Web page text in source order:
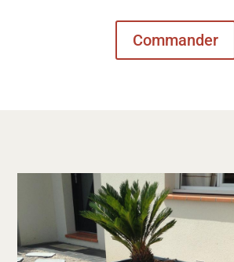
Commander